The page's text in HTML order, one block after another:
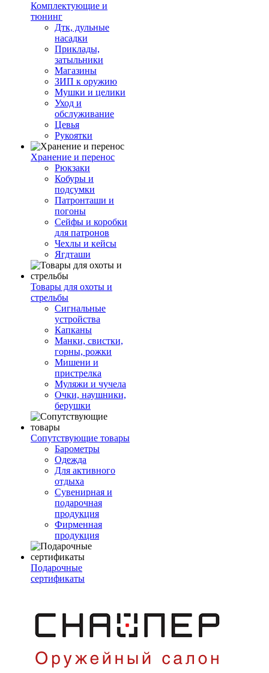
Комплектующие и
тюнинг
Дтк, дульные
насадки
Приклады,
затыльники
Магазины
ЗИП к оружию
Мушки и целики
Уход и
обслуживание
Цевья
Рукоятки
Хранение и перенос
Рюкзаки
Кобуры и
подсумки
Патронташи и
погоны
Сейфы и коробки
для патронов
Чехлы и кейсы
Ягдташи
Товары для охоты и
стрельбы
Сигнальные
устройства
Капканы
Манки, свистки,
горны, рожки
Мишени и
пристрелка
Муляжи и чучела
Очки, наушники,
берушки
Сопутствующие товары
Барометры
Одежда
Для активного
отдыха
Сувенирная и
подарочная
продукция
Фирменная
продукция
Подарочные
сертификаты